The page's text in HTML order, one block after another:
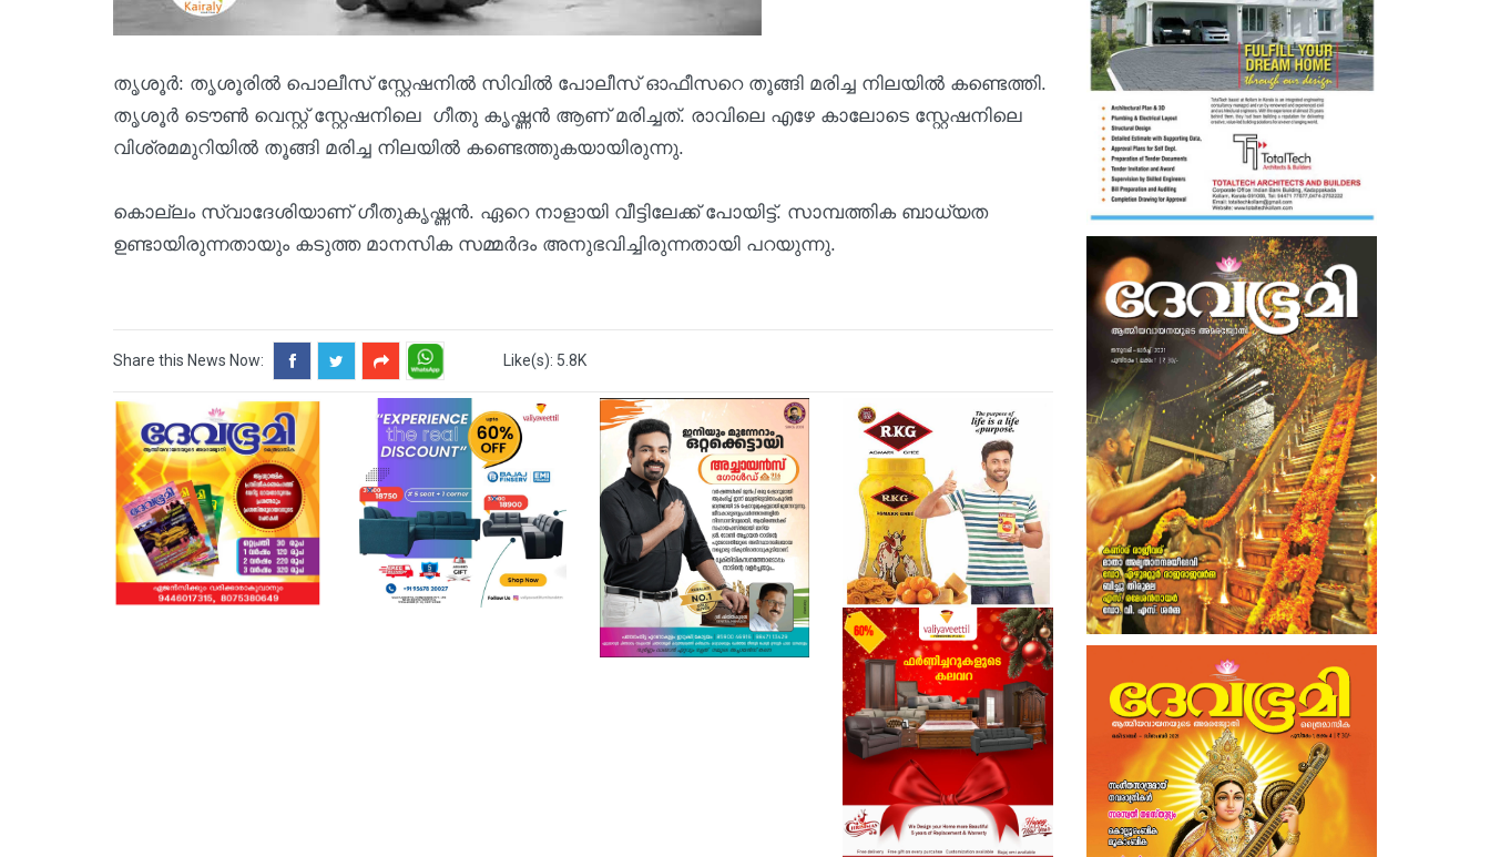
തൃശൂർ: തൃശൂരിൽ പൊലീസ് സ്റ്റേഷനിൽ സിവിൽ പോലീസ് ഓഫീസറെ തൂങ്ങി മരിച്ച നിലയിൽ കണ്ടെത്തി.
തൃശൂർ ടൌൺ വെസ്റ്റ് സ്റ്റേഷനിലെ ഗീതു കൃഷ്ണൻ ആണ് മരിച്ചത്. രാവിലെ എഴേ കാലോടെ സ്റ്റേഷനിലെ
വിശ്രമമുറിയിൽ തൂങ്ങി മരിച്ച നിലയിൽ കണ്ടെത്തുകയായിരുന്നു.
കൊല്ലം സ്വാദേശിയാണ് ഗീതുകൃഷ്ണൻ. ഏറെ നാളായി വീട്ടിലേക്ക് പോയിട്ട്. സാമ്പത്തിക ബാധ്യത
ഉണ്ടായിരുന്നതായും കടുത്ത മാനസിക സമ്മർദം അനുഭവിച്ചിരുന്നതായി പറയുന്നു.
Share this News Now: Like(s): 5.8K